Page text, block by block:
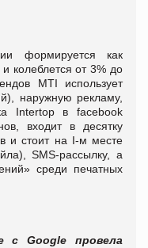
формируется как
колеблется от 3% до
MTІ использует
наружную рекламу,
Intertop в facebook
входит в десятку
и стоит на І-м месте
SMS-рассылку, а
среди печатных
с Google провела